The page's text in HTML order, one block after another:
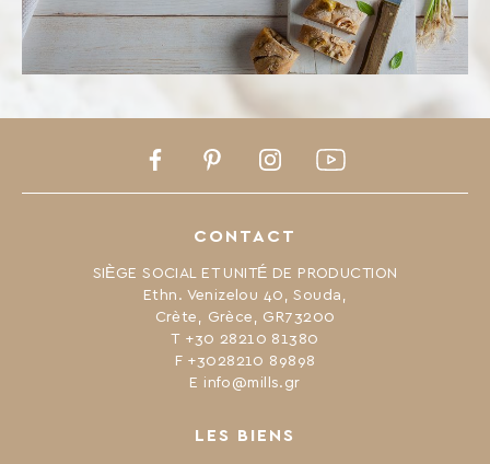
LES BIENS
CONTACT
SIÈGE SOCIAL ET UNITÉ DE PRODUCTION
Ethn. Venizelou 40, Souda,
Crète, Grèce, GR73200
Τ +30 28210 81380
F +3028210 89898
Ε info@mills.gr
FacebookPinterestInstagramYoutube